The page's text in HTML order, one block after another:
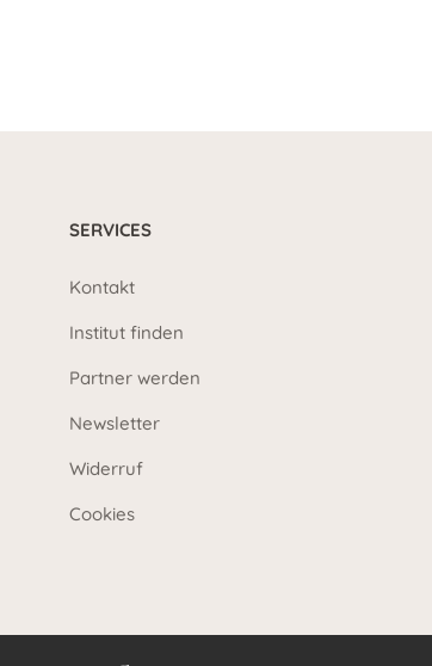
SERVICES
Kontakt
Institut finden
Partner werden
Newsletter
Widerruf
Cookies